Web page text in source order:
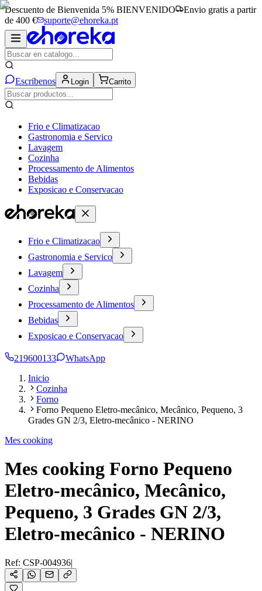
Descuento de Bienvenida 5% BIENVENIDO
Envio gratis a partir
de 400 €
suporte@ehoreka.pt
Escribenos Login Carrito
Frio e Climatizacao
Gastronomia e Servico
Lavagem
Cozinha
Processamento de Alimentos
Bebidas
Exposicao e Conservacao
Frio e Climatizacao
Gastronomia e Servico
Lavagem
Cozinha
Processamento de Alimentos
Bebidas
Exposicao e Conservacao
219600133
WhatsApp
Inicio
Cozinha
Forno
Forno Pequeno Eletro-mecânico, Mecânico, Pequeno, 3
Grades GN 2/3, Eletro-mecânico - NERINO
Mes cooking
Mes cooking Forno Pequeno
Eletro-mecânico, Mecânico,
Pequeno, 3 Grades GN 2/3,
Eletro-mecânico - NERINO
Ref: CSP-004936|